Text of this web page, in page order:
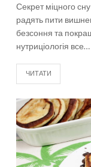
Секрет міцного
радять пити
безсоння та
нутриціологія все…
ЧИТАТИ